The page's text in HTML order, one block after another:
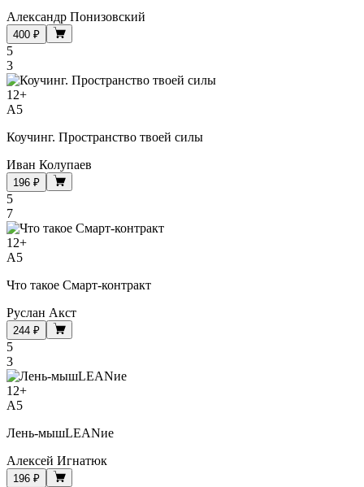
Александр Понизовский
400 ₽
5
3
12+
A5
Коучинг. Пространство твоей силы
Иван Колупаев
196 ₽
5
7
12+
A5
Что такое Смарт-контракт
Руслан Акст
244 ₽
5
3
12+
A5
Лень-мышLEANие
Алексей Игнатюк
196 ₽